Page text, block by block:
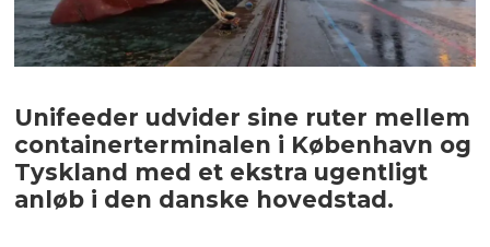
Unifeeder udvider sine ruter mellem
containerterminalen i København og
Tyskland med et ekstra ugentligt
anløb i den danske hovedstad.